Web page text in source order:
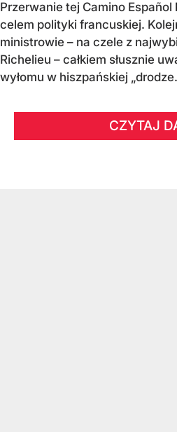
Przerwanie tej Camino Español
celem polityki francuskiej.
ministrowie – na czele z
Richelieu – całkiem słusznie
wyłomu w hiszpańskiej
CZYTAJ